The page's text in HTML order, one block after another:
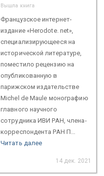
Вышла книга
Французское интернет-
издание «Herodote. net»,
специализирующееся на
исторической литературе,
поместило рецензию на
опубликованную в
парижском издательстве
Michel de Maule монографию
главного научного
сотрудника ИВИ РАН, члена-
корреспондента РАН П...
Читать далее
14 дек. 2021